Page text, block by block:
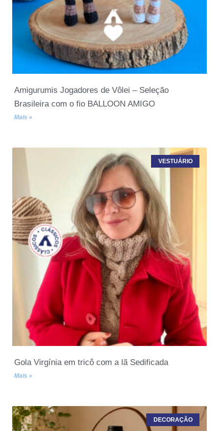
Amigurumis Jogadores de Vôlei – Seleção
Brasileira com o fio BALLOON AMIGO
Mais »
VESTUÁRIO
Gola Virgínia em tricô com a lã Sedificada
Mais »
DECORAÇÃO